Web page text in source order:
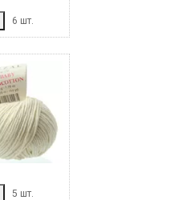
6 шт.
5 шт.